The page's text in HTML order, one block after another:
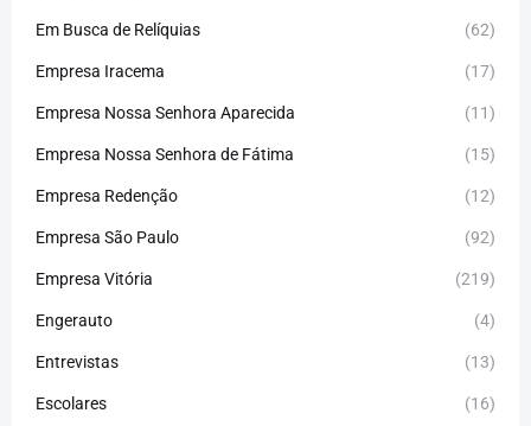
Em Busca de Relíquias (62)
Empresa Iracema (17)
Empresa Nossa Senhora Aparecida (11)
Empresa Nossa Senhora de Fátima (15)
Empresa Redenção (12)
Empresa São Paulo (92)
Empresa Vitória (219)
Engerauto (4)
Entrevistas (13)
Escolares (16)